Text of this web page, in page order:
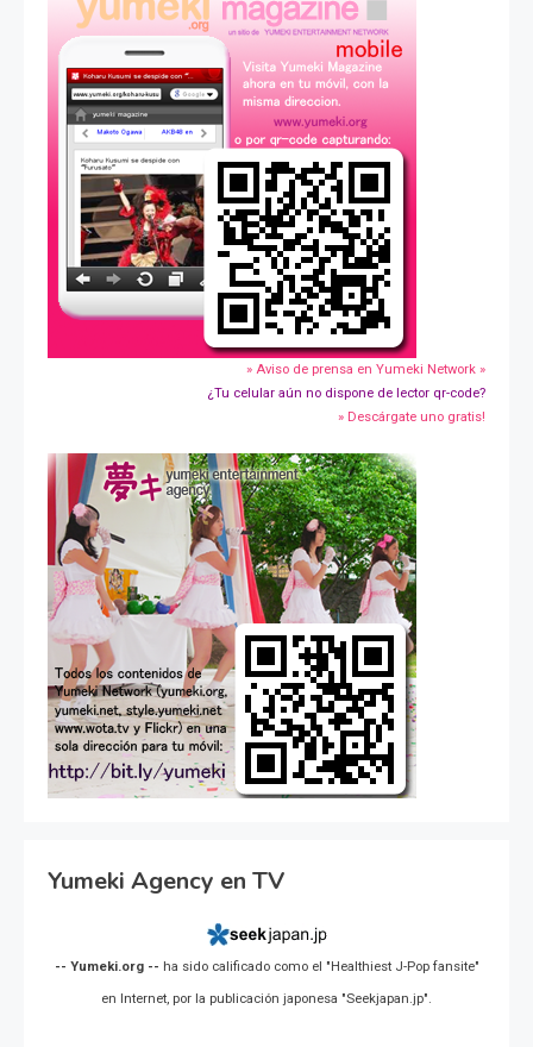
» Aviso de prensa en Yumeki Network »
¿Tu celular aún no dispone de lector qr-code?
» Descárgate uno gratis!
Yumeki Agency en TV
-- Yumeki.org -- ha sido calificado como el "Healthiest J-Pop fansite"
en Internet, por la publicación japonesa "Seekjapan.jp".